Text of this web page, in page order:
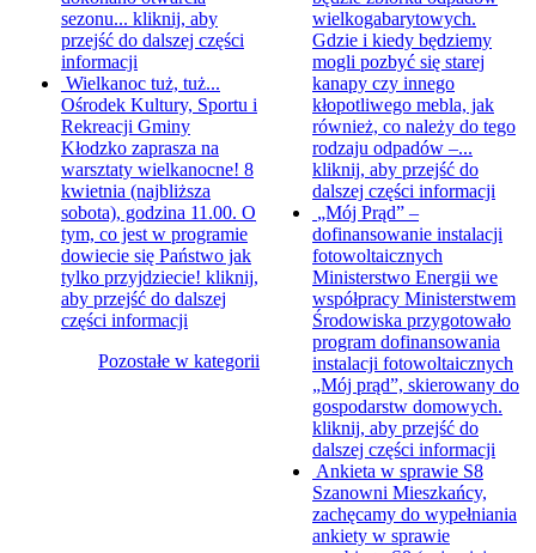
sezonu... kliknij, aby
przejść do dalszej części
informacji
Wielkanoc tuż, tuż...
Ośrodek Kultury, Sportu i
Rekreacji Gminy
Kłodzko zaprasza na
warsztaty wielkanocne! 8
kwietnia (najbliższa
sobota), godzina 11.00. O
tym, co jest w programie
dowiecie się Państwo jak
tylko przyjdziecie! kliknij,
aby przejść do dalszej
części informacji
Pozostałe w kategorii
wielkogabarytowych.
Gdzie i kiedy będziemy
mogli pozbyć się starej
kanapy czy innego
kłopotliwego mebla, jak
również, co należy do tego
rodzaju odpadów –...
kliknij, aby przejść do
dalszej części informacji
„Mój Prąd” –
dofinansowanie instalacji
fotowoltaicznych
Ministerstwo Energii we
współpracy Ministerstwem
Środowiska przygotowało
program dofinansowania
instalacji fotowoltaicznych
„Mój prąd”, skierowany do
gospodarstw domowych.
kliknij, aby przejść do
dalszej części informacji
Ankieta w sprawie S8
Szanowni Mieszkańcy,
zachęcamy do wypełniania
ankiety w sprawie